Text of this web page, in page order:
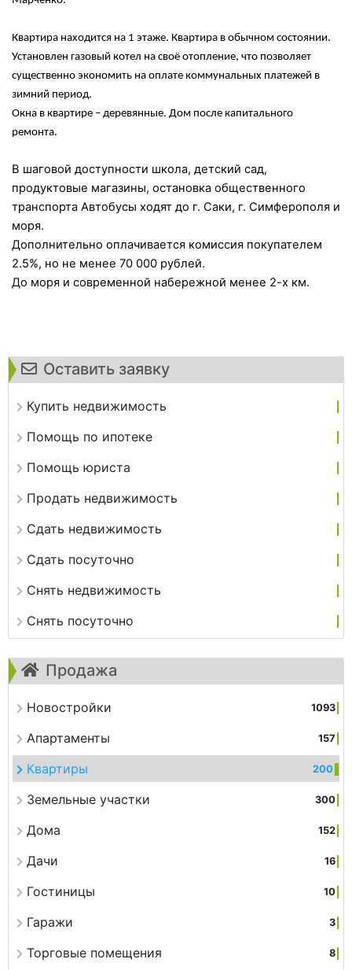
Оставить заявку
Купить недвижимость
Помощь по ипотеке
Помощь юриста
Продать недвижимость
Сдать недвижимость
Сдать посуточно
Снять недвижимость
Снять посуточно
Продажа
Новостройки 1093
Апартаменты 157
Квартиры 200
Земельные участки 300
Дома 152
Дачи 16
Гостиницы 10
Гаражи 3
Торговые помещения 8
Квартира находится на 1 этаже. Квартира в обычном состоянии.
Установлен газовый котел на своё отопление, что позволяет
существенно экономить на оплате коммунальных платежей в
зимний период.
Окна в квартире – деревянные. Дом после капитального
ремонта.
В шаговой доступности школа, детский сад,
продуктовые магазины, остановка общественного
транспорта Автобусы ходят до г. Саки, г. Симферополя и
моря.
Дополнительно оплачивается комиссия покупателем
2.5%, но не менее 70 000 рублей.
До моря и современной набережной менее 2-х км.